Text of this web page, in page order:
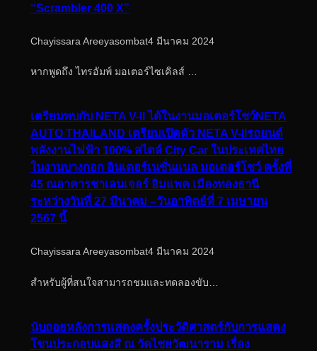
“Scrambler 400 X”
Chayissara Areeyasombat4 มีนาคม 2024
หากพูดถึง ไทรอัมพ์ มอเตอร์ไซเคิลส์ …
เตรียมพบกับ NETA V-II ได้ในงานมอเตอร์โชว์NETA
AUTO THAILAND เตรียมเปิดตัว NETA V-IIรถยนต์
พลังงานไฟฟ้า 100% สไตล์ City Car ในประเทศไทย
ในงานบางกอก อินเตอร์เนชั่นแนล มอเตอร์โชว์ ครั้งที่
45 ณอาคารชาเลนเจอร์ อิมแพค เมืองทองธานี
ระหว่างวันที่ 27 มีนาคม –วันอาทิตย์ที่ 7 เมษายน
2567 นี้
Chayissara Areeyasombat4 มีนาคม 2024
สำหรับผู้ที่สนใจสามารถชมและทดลองขับ…
นับถอยหลังการแสดงครั้งประวัติศาสตร์กับการแสดง
โขนประกอบแสงสี ณ วัดไชยวัฒนาราม เรื่อง